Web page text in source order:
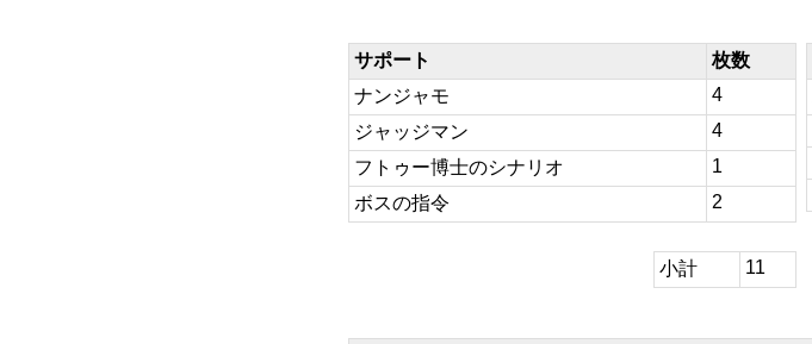
サポート
枚数
ナンジャモ
4
ジャッジマン
4
フトゥー博士のシナリオ
1
ボスの指令
2
小計 11